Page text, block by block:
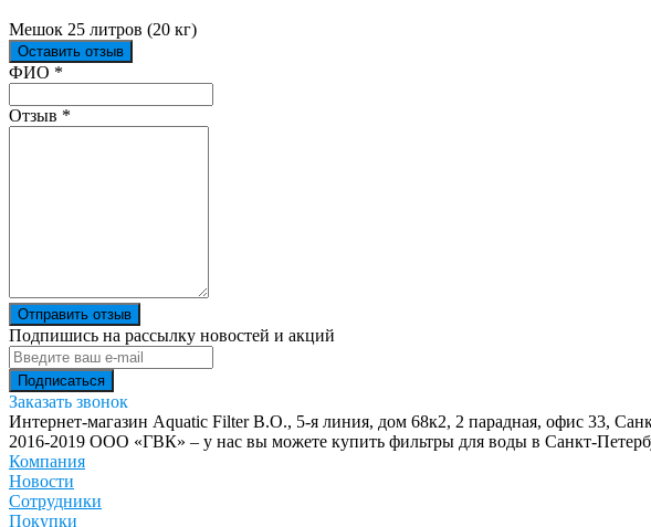
Мешок 25 литров (20 кг)
Оставить отзыв
Ваш отзыв был отправлен!
ФИО *
Отзыв *
Отправить отзыв
Подпишись на рассылку новостей и акций
Заказать звонок
Интернет-магазин Aquatic Filter В.О., 5-я линия, дом 68к2, 2 парадная, офис 33,
2016-2019 ООО «ГВК» – у нас вы можете купить фильтры для воды в Санкт-
Компания
Новости
Сотрудники
Покупки